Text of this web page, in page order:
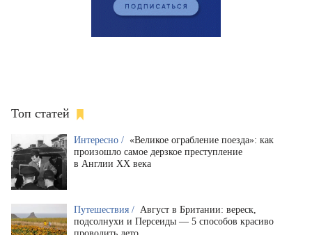
Топ статей
Интересно / «Великое ограбление поезда»: как
произошло самое дерзкое преступление
в Англии XX века
Путешествия / Август в Британии: вереск,
подсолнухи и Персеиды — 5 способов красиво